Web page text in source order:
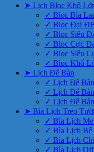
➤ Lịch Bloc Khổ
✓ Bloc Bìa
✓ Bloc Đại
✓ Bloc Siêu
✓ Bloc Cực
✓ Bloc Siêu
✓ Bloc Khổ
➤ Lịch Để Bàn
✓ Lịch Để
✓ Lịch Để
✓ Lịch Để
➤ Bìa Lịch Treo
✓ Bìa Lịch
✓ Bìa Lịch Bế
✓ Bìa Lịch
✓ Bìa Lịch